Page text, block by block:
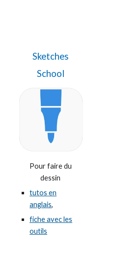
Sketches
School
Pour faire du
dessin
tutos en
anglais,
fiche avec les
outils